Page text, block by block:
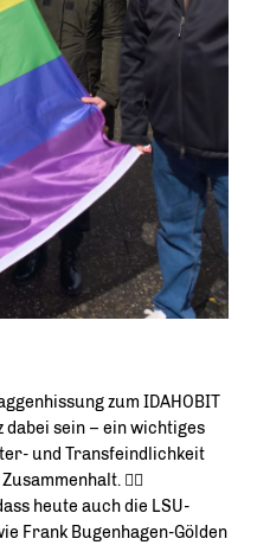
zum IDAHOBIT
dabei sein – ein wichtiges
und Transfeindlichkeit
🏳️‍🌈
heute auch die LSU-
Frank Bugenhagen-Gölden